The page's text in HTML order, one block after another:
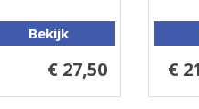
Bekijk
€ 27,50 €